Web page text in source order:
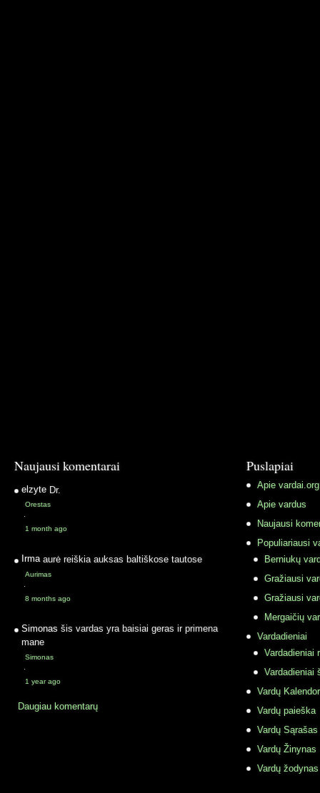
Naujausi komentarai
elzyte Dr.
Orestas
·
1 month ago
Irma aurė reiškia auksas baltiškose tautose
Aurimas
·
8 months ago
Simonas šis vardas yra baisiai geras ir primena
mane
Simonas
·
1 year ago
Daugiau komentarų
Puslapiai
Apie vardai.org
Apie vardus
Naujausi
Populiariausi
Berniukų
Gražiausi
Gražiausi
Mergaičių
Vardadieniai
Vardadieniai
Vardadieniai
Vardų
Vardų paieška
Vardų Sąrašas
Vardų Žinynas
Vardų